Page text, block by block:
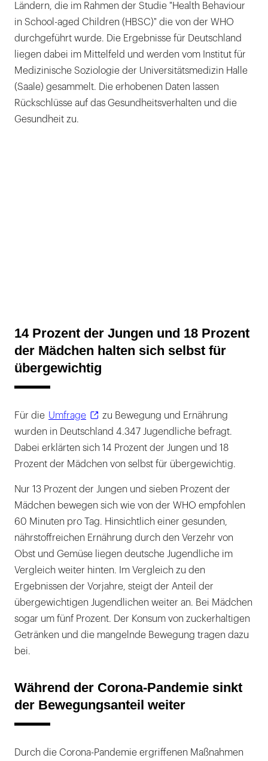
Ländern, die im Rahmen der Studie "Health Behaviour
in School-aged Children (HBSC)" die von der WHO
durchgeführt wurde. Die Ergebnisse für Deutschland
liegen dabei im Mittelfeld und werden vom Institut für
Medizinische Soziologie der Universitätsmedizin Halle
(Saale) gesammelt. Die erhobenen Daten lassen
Rückschlüsse auf das Gesundheitsverhalten und die
Gesundheit zu.
14 Prozent der Jungen und 18 Prozent
der Mädchen halten sich selbst für
übergewichtig
Für die Umfrage
zu Bewegung und Ernährung
wurden in Deutschland 4.347 Jugendliche befragt.
Dabei erklärten sich 14 Prozent der Jungen und 18
Prozent der Mädchen von selbst für übergewichtig.
Nur 13 Prozent der Jungen und sieben Prozent der
Mädchen bewegen sich wie von der WHO empfohlen
60 Minuten pro Tag. Hinsichtlich einer gesunden,
nährstoffreichen Ernährung durch den Verzehr von
Obst und Gemüse liegen deutsche Jugendliche im
Vergleich weiter hinten. Im Vergleich zu den
Ergebnissen der Vorjahre, steigt der Anteil der
übergewichtigen Jugendlichen weiter an. Bei Mädchen
sogar um fünf Prozent. Der Konsum von zuckerhaltigen
Getränken und die mangelnde Bewegung tragen dazu
bei.
Während der Corona-Pandemie sinkt
der Bewegungsanteil weiter
Durch die Corona-Pandemie ergriffenen Maßnahmen